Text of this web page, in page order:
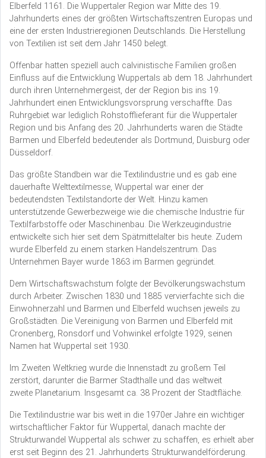
Elberfeld 1161. Die Wuppertaler Region war Mitte des 19.
Jahrhunderts eines der größten Wirtschaftszentren Europas und
eine der ersten Industrieregionen Deutschlands. Die Herstellung
von Textilien ist seit dem Jahr 1450 belegt.
Offenbar hatten speziell auch calvinistische Familien großen
Einfluss auf die Entwicklung Wuppertals ab dem 18. Jahrhundert
durch ihren Unternehmergeist, der der Region bis ins 19.
Jahrhundert einen Entwicklungsvorsprung verschaffte. Das
Ruhrgebiet war lediglich Rohstofflieferant für die Wuppertaler
Region und bis Anfang des 20. Jahrhunderts waren die Städte
Barmen und Elberfeld bedeutender als Dortmund, Duisburg oder
Düsseldorf.
Das größte Standbein war die Textilindustrie und es gab eine
dauerhafte Welttextilmesse, Wuppertal war einer der
bedeutendsten Textilstandorte der Welt. Hinzu kamen
unterstützende Gewerbezweige wie die chemische Industrie für
Textilfarbstoffe oder Maschinenbau. Die Werkzeugindustrie
entwickelte sich hier seit dem Spätmittelalter bis heute. Zudem
wurde Elberfeld zu einem starken Handelszentrum. Das
Unternehmen Bayer wurde 1863 im Barmen gegründet.
Dem Wirtschaftswachstum folgte der Bevölkerungswachstum
durch Arbeiter. Zwischen 1830 und 1885 vervierfachte sich die
Einwohnerzahl und Barmen und Elberfeld wuchsen jeweils zu
Großstädten. Die Vereinigung von Barmen und Elberfeld mit
Cronenberg, Ronsdorf und Vohwinkel erfolgte 1929, seinen
Namen hat Wuppertal seit 1930.
Im Zweiten Weltkrieg wurde die Innenstadt zu großem Teil
zerstört, darunter die Barmer Stadthalle und das weltweit
zweite Planetarium. Insgesamt ca. 38 Prozent der Stadtfläche.
Die Textilindustrie war bis weit in die 1970er Jahre ein wichtiger
wirtschaftlicher Faktor für Wuppertal, danach machte der
Strukturwandel Wuppertal als schwer zu schaffen, es erhielt aber
erst seit Beginn des 21. Jahrhunderts Strukturwandelförderung.